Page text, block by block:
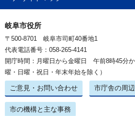
岐阜市役所
〒500-8701 岐阜市司町40番地1
代表電話番号：058-265-4141
開庁時間：月曜日から金曜日 午前8時45分
曜・日曜・祝日・年末年始を除く）
ご意見・お問い合わせ 市庁舎の周
市の機構と主な事務